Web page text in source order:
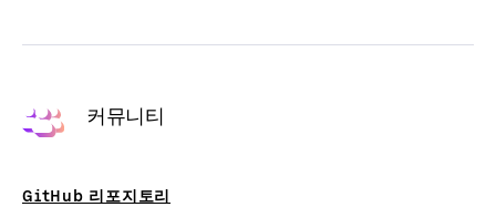
커뮤니티
GitHub 리포지토리